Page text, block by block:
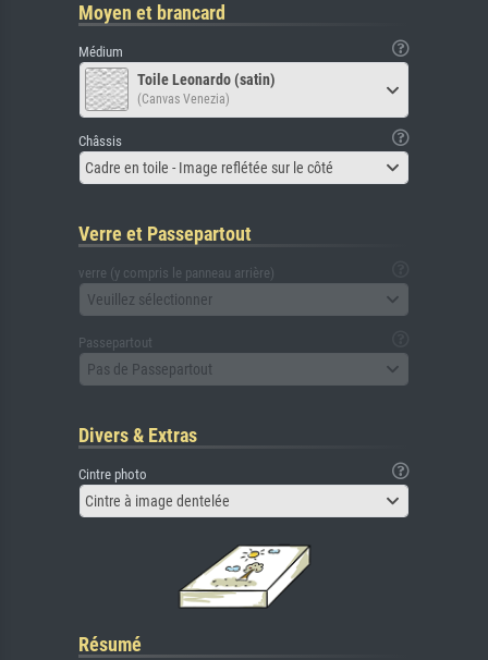
Moyen et brancard
Médium
Toile Leonardo (satin)
(Canvas Venezia)
Châssis
Cadre en toile - Image reflétée sur le côté
Verre et Passepartout
verre (y compris le panneau arrière)
Veuillez sélectionner
Passepartout
Pas de Passepartout
Divers & Extras
Cintre photo
Cintre à image dentelée
Résumé